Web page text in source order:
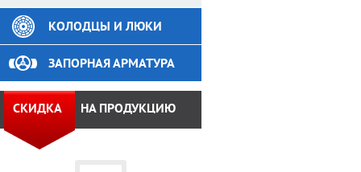
КОЛОДЦЫ И ЛЮКИ
ЗАПОРНАЯ АРМАТУРА
СКИДКА НА ПРОДУКЦИЮ